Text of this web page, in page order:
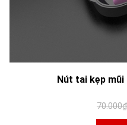
Nút tai kẹp mũi
70.000₫